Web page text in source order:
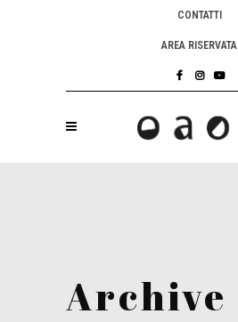
CONTATTI
AREA RISERVATA
Archive